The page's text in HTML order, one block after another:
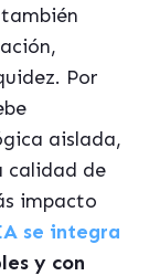
Por
aislada,
calidad de
impacto
se integra
y con